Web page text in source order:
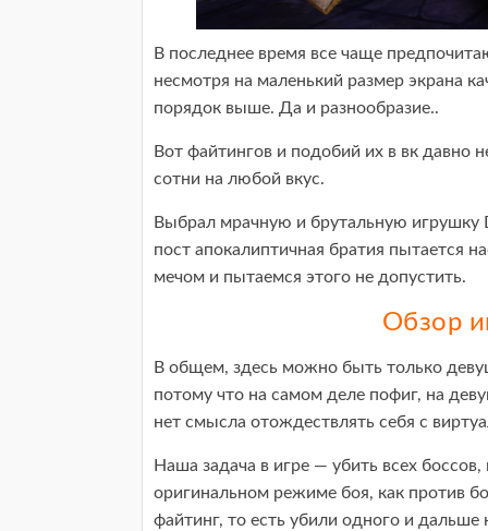
В последнее время все чаще
несмотря на маленький размер экрана
порядок выше. Да и разнообразие..
Вот файтингов и подобий их в вк давно
сотни на любой вкус.
Выбрал мрачную и брутальную игрушку
пост апокалиптичная братия пытается
мечом и пытаемся этого не допустить.
Обзор
В общем, здесь можно быть только
потому что на самом деле пофиг, на
нет смысла отождествлять себя с
Наша задача в игре — убить всех
оригинальном режиме боя, как против
файтинг, то есть убили одного и